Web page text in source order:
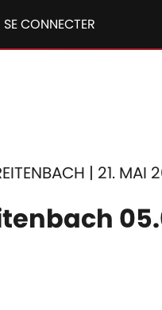
SE CONNECTER
| 21. MAI